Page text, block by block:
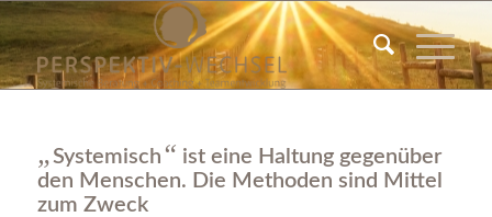
„Systemisch “ ist eine Haltung gegenüber
den Menschen. Die Methoden sind Mittel
zum Zweck